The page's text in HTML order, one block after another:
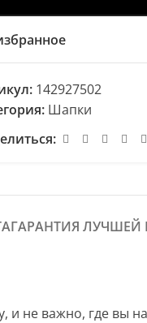
142927502
Шапки
ГАРАНТИЯ ЛУЧШЕЙ
не важно, где вы